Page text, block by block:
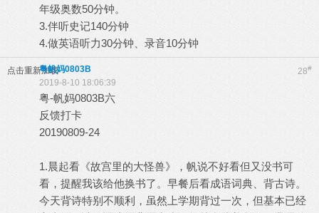
年级奥数50分钟。
3.伴听史记140分钟
4.做英语听力30分钟、录音10分钟
点击重新加载 28#
粤帆妈0803B
2019-8-10 18:06:39
粤-帆妈0803B六
反馈打卡
20190809-24
1.晨起看《故宫里的大怪兽》，帆说不好看但又没书可
看，提醒我该给他换书了。早餐后看成语词典、背古诗。
今天背诗特别不顺利，虽然上学期背过一次，但基本已经